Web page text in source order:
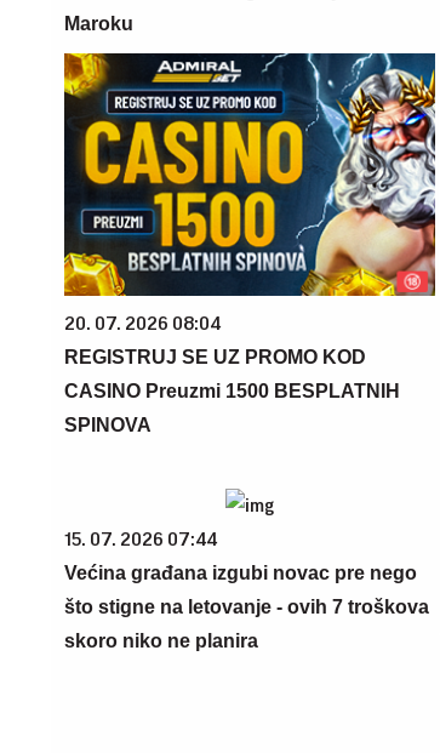
Maroku
20. 07. 2026 08:04
REGISTRUJ SE UZ PROMO KOD
CASINO Preuzmi 1500 BESPLATNIH
SPINOVA
15. 07. 2026 07:44
Većina građana izgubi novac pre nego
što stigne na letovanje - ovih 7 troškova
skoro niko ne planira